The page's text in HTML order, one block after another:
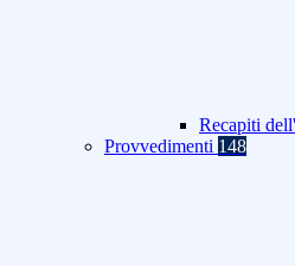
Recapiti
Provvedimenti 148